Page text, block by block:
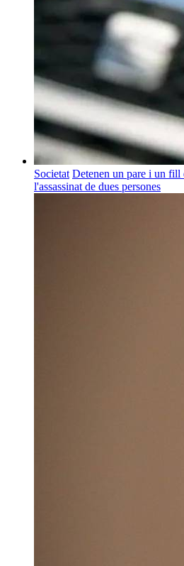
Societat Detenen un pare i un fill
l'assassinat de dues persones